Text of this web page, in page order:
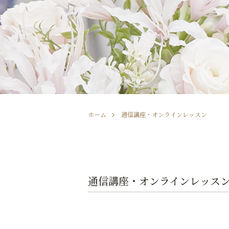
ホーム 通信講座・オンラインレッスン
通信講座・オンラインレッス